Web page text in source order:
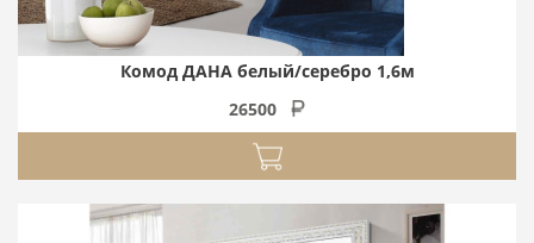
Комод ДАНА белый/серебро 1,6м
26500